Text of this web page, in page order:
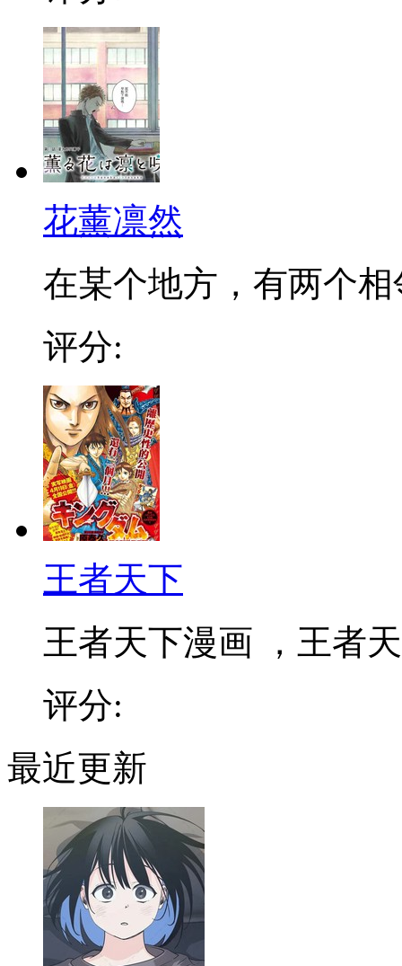
花薰凛然
在某个地方，有两个相
评分:
王者天下
王者天下漫画 ，王者
评分:
最近更新